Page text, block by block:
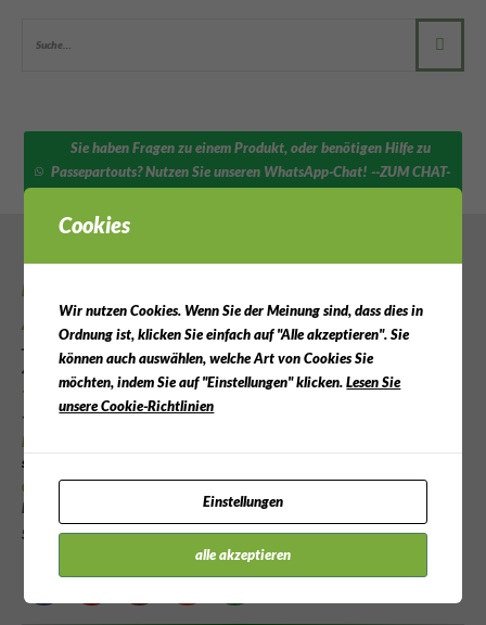
Sie haben Fragen zu einem Produkt, oder benötigen Hilfe zu
Passepartouts? Nutzen Sie unseren WhatsApp-Chat! --ZUM CHAT-
KONTAKTINFO
Adresse:
Johannes-Poggenburg-Straße 4
48346 Ostbevern
Telefon:
+49 (0)2532 414 9078
Email:
shop@1a-bilderrahmen.com
Öffnungszeiten:
Montag - Freitag 9:00 - 18:00 Uhr
Samstag nach Vereinbarung
Cookies
Wir nutzen Cookies. Wenn Sie der Meinung sind, dass dies in
Ordnung ist, klicken Sie einfach auf "Alle akzeptieren". Sie
können auch auswählen, welche Art von Cookies Sie
möchten, indem Sie auf "Einstellungen" klicken.Lesen Sie
unsere Cookie-Richtlinien
Einstellungen
alle akzeptieren